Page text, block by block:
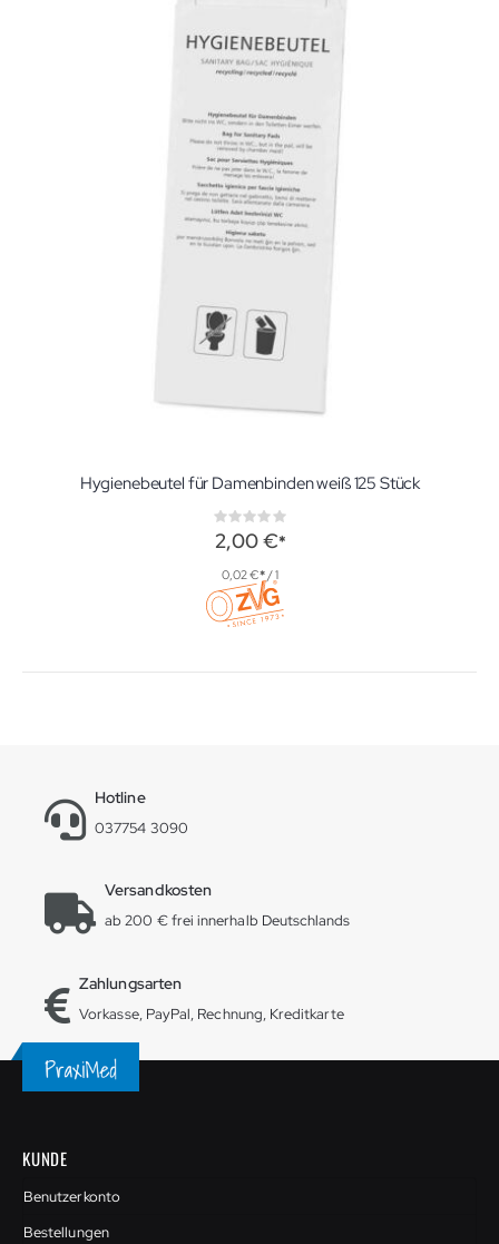
Hygienebeutel für Damenbinden weiß 125 Stück
Rating:
0%
2,00 €
0,02 € / 1
Hotline
037754 3090
Versandkosten
ab 200 € frei innerhalb Deutschlands
Zahlungsarten
Vorkasse, PayPal, Rechnung, Kreditkarte
KUNDE
Benutzerkonto
Bestellungen